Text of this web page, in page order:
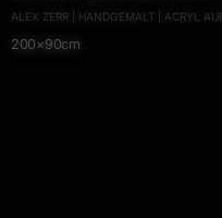
expressionistisch handgefertigt
hochwertig
ALEX ZERR | HANDGEMALT | ACRYL
200×90cm